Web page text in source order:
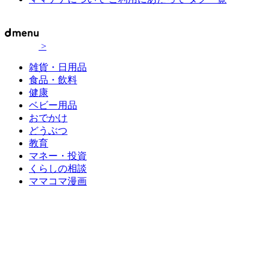
>
雑貨・日用品
食品・飲料
健康
ベビー用品
おでかけ
どうぶつ
教育
マネー・投資
くらしの相談
ママコマ漫画